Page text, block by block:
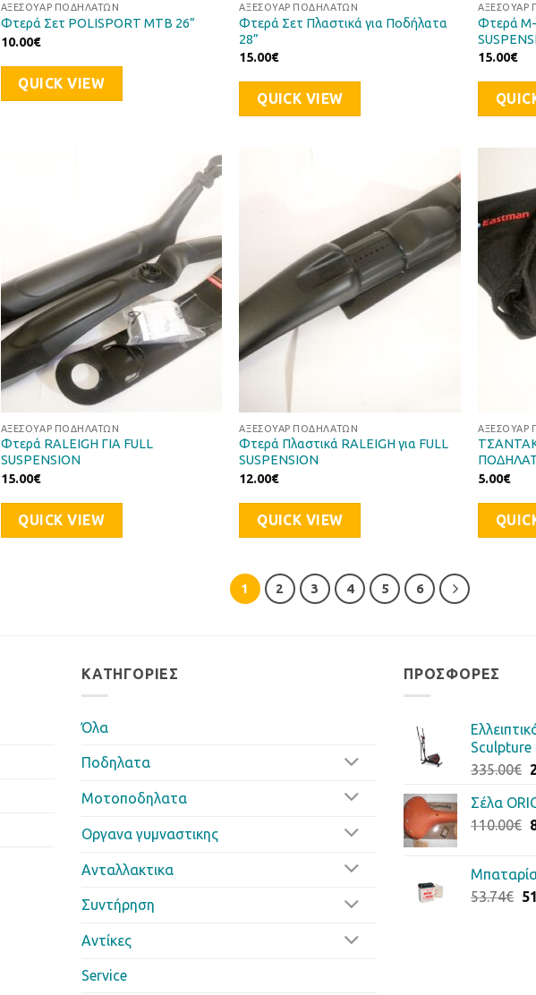
ΑΞΕΣΟΥΆΡ ΠΟΔΗΛΆΤΩΝ
Φτερά Σετ POLISPORT MTB 26”
10.00€
QUICK VIEW
ΑΞΕΣΟΥΆΡ ΠΟΔΗΛΆΤΩΝ
Φτερά Σετ Πλαστικά για Ποδήλατα
28”
15.00€
QUICK VIEW
ΑΞΕΣΟΥΆΡ
Φτερά M-
15.00€
Προσθήκη
στη Λίστα
Επιθυμιών
ΑΞΕΣΟΥΆΡ ΠΟΔΗΛΆΤΩΝ
Φτερά RALEIGH ΓΙΑ FULL
SUSPENSION
15.00€
QUICK VIEW
Προσθήκη
στη Λίστα
Επιθυμιών
ΑΞΕΣΟΥΆΡ ΠΟΔΗΛΆΤΩΝ
Φτερά Πλαστικά RALEIGH για FULL
SUSPENSION
12.00€
QUICK VIEW
ΑΞΕΣΟΥΆΡ
5.00€
1 2 3 4 5 6
ΚΑΤΗΓΟΡΊΕΣ
Όλα
Ποδηλατα
Μοτοποδηλατα
Οργανα γυμναστικης
Ανταλλακτικα
Συντήρηση
Αντίκες
Service
ΠΡΟΣΦΟΡΈΣ
Sculpture
335.00€
Σέλα
110.00€
53.74€